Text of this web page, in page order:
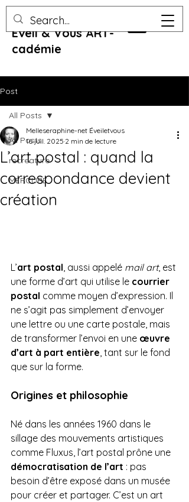
Eveil & Vous ART-
cadémie
Post
All Posts
recreature
MERCURE
All Posts
L’art postal : quand la
correspondance devient
création
Melleseraphine-net Éveiletvous
16 juil. 2025 2 min de lecture
L’art postal , aussi appelé mail art, est
une forme d’art qui utilise le courrier
postal comme moyen d’expression. Il
ne s’agit pas simplement d’envoyer
une lettre ou une carte postale, mais
de transformer l’envoi en une œuvre
d’art à part entière , tant sur le fond
que sur la forme.
Origines et philosophie
Né dans les années 1960 dans le
sillage des mouvements artistiques
comme Fluxus, l’art postal prône une
démocratisation de l’art : pas
besoin d’être exposé dans un musée
pour créer et partager. C’est un art